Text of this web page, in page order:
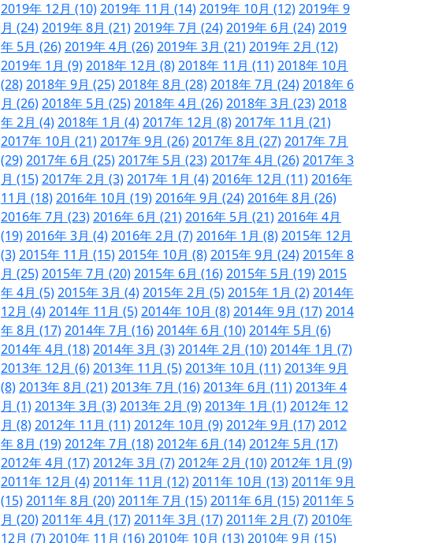
2019年 12月 (10)2019年 11月 (14)2019年 10月 (12)2019年 9
月 (24)2019年 8月 (21)2019年 7月 (24)2019年 6月 (24)2019
年 5月 (26)2019年 4月 (26)2019年 3月 (21)2019年 2月 (12)
2019年 1月 (9)2018年 12月 (8)2018年 11月 (11)2018年 10月
(28)2018年 9月 (25)2018年 8月 (28)2018年 7月 (24)2018年 6
月 (26)2018年 5月 (25)2018年 4月 (26)2018年 3月 (23)2018
年 2月 (4)2018年 1月 (4)2017年 12月 (8)2017年 11月 (21)
2017年 10月 (21)2017年 9月 (26)2017年 8月 (27)2017年 7月
(29)2017年 6月 (25)2017年 5月 (23)2017年 4月 (26)2017年 3
月 (15)2017年 2月 (3)2017年 1月 (4)2016年 12月 (11)2016年
11月 (18)2016年 10月 (19)2016年 9月 (24)2016年 8月 (26)
2016年 7月 (23)2016年 6月 (21)2016年 5月 (21)2016年 4月
(19)2016年 3月 (4)2016年 2月 (7)2016年 1月 (8)2015年 12月
(3)2015年 11月 (15)2015年 10月 (8)2015年 9月 (24)2015年 8
月 (25)2015年 7月 (20)2015年 6月 (16)2015年 5月 (19)2015
年 4月 (5)2015年 3月 (4)2015年 2月 (5)2015年 1月 (2)2014年
12月 (4)2014年 11月 (5)2014年 10月 (8)2014年 9月 (17)2014
年 8月 (17)2014年 7月 (16)2014年 6月 (10)2014年 5月 (6)
2014年 4月 (18)2014年 3月 (3)2014年 2月 (10)2014年 1月 (7)
2013年 12月 (6)2013年 11月 (5)2013年 10月 (11)2013年 9月
(8)2013年 8月 (21)2013年 7月 (16)2013年 6月 (11)2013年 4
月 (1)2013年 3月 (3)2013年 2月 (9)2013年 1月 (1)2012年 12
月 (8)2012年 11月 (11)2012年 10月 (9)2012年 9月 (17)2012
年 8月 (19)2012年 7月 (18)2012年 6月 (14)2012年 5月 (17)
2012年 4月 (17)2012年 3月 (7)2012年 2月 (10)2012年 1月 (9)
2011年 12月 (4)2011年 11月 (12)2011年 10月 (13)2011年 9月
(15)2011年 8月 (20)2011年 7月 (15)2011年 6月 (15)2011年 5
月 (20)2011年 4月 (17)2011年 3月 (17)2011年 2月 (7)2010年
12月 (7)2010年 11月 (16)2010年 10月 (13)2010年 9月 (15)